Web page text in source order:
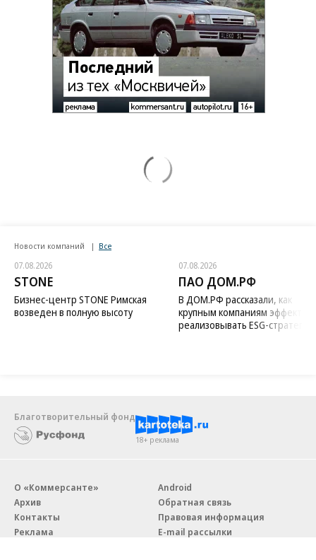
Новости компаний Все
07.08.2026
STONE
Бизнес-центр STONE Римская
возведен в полную высоту
07.08.2026
ПАО ДОМ.РФ
В ДОМ.РФ рассказали, как
крупным компаниям
реализовывать ESG-стратегию
Благотворительный фонд
18+ реклама
О «Коммерсанте»
Архив
Контакты
Реклама
Android
Обратная связь
Правовая информация
E-mail рассылки